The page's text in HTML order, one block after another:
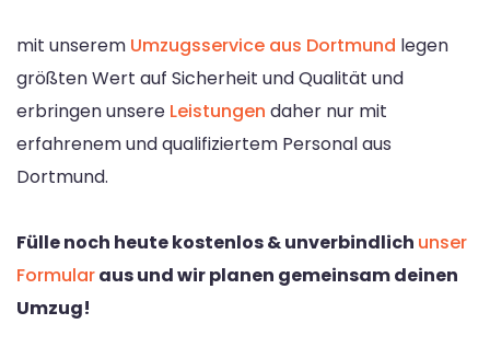
mit unserem Umzugsservice aus Dortmund legen
größten Wert auf Sicherheit und Qualität und
erbringen unsere Leistungen daher nur mit
erfahrenem und qualifiziertem Personal aus
Dortmund.
Fülle noch heute kostenlos & unverbindlich unser
Formularaus und wir planen gemeinsam deinen
Umzug!